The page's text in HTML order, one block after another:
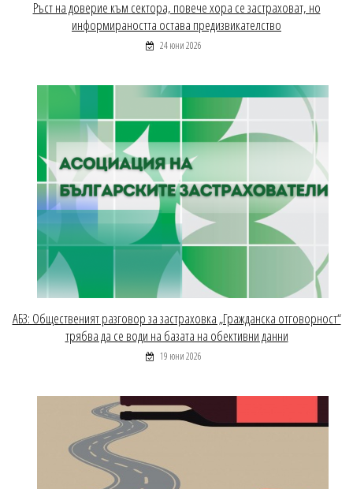
Ръст на доверие към сектора, повече хора се застраховат, но
информираността остава предизвикателство
24 юни 2026
АБЗ: Общественият разговор за застраховка „Гражданска отговорност“
трябва да се води на базата на обективни данни
19 юни 2026